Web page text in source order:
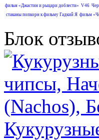
фильм «Джастин и рыцари доблести» V46
стаканы попкорн к фильму Гадкий Я фильм
Блок